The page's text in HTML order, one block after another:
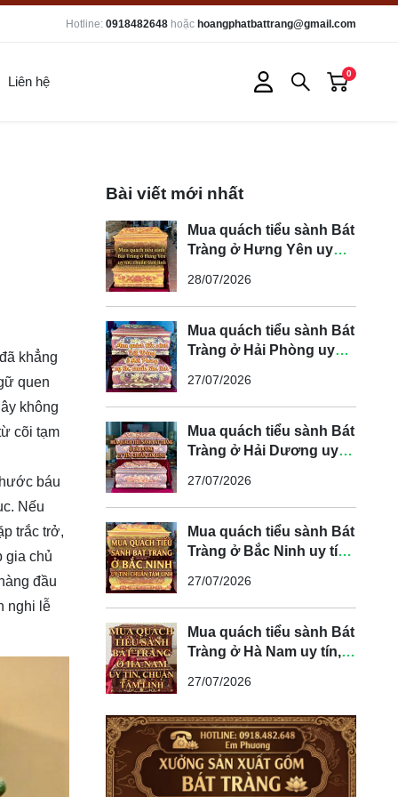
Hotline: 0918482648 hoặc hoangphatbattrang@gmail.com
Liên hệ
0
khẳng
quen
không
cõi tạm
báu
Nếu
trắc trở,
gia chủ
đầu
nghi lễ
Bài viết mới nhất
Mua quách tiểu sành Bát
Tràng ở Hưng Yên uy
28/07/2026
Mua quách tiểu sành Bát
Tràng ở Hải Phòng uy
27/07/2026
Mua quách tiểu sành Bát
Tràng ở Hải Dương uy
27/07/2026
Mua quách tiểu sành Bát
Tràng ở Bắc Ninh uy tín,
27/07/2026
Mua quách tiểu sành Bát
Tràng ở Hà Nam uy tín,
27/07/2026